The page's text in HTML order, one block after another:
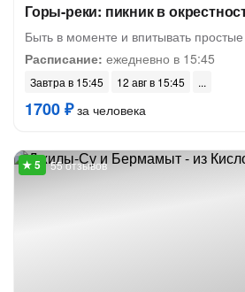
Горы-реки: пикник в
Быть в моменте и впитывать
Расписание: ежедневно в 15:45
Завтра в 15:45 12 авг в 15:45
1700 ₽за человека
55 отзывов